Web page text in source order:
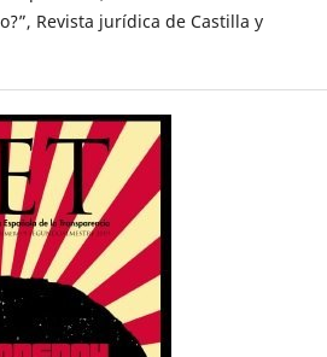
Revista jurídica de Castilla y